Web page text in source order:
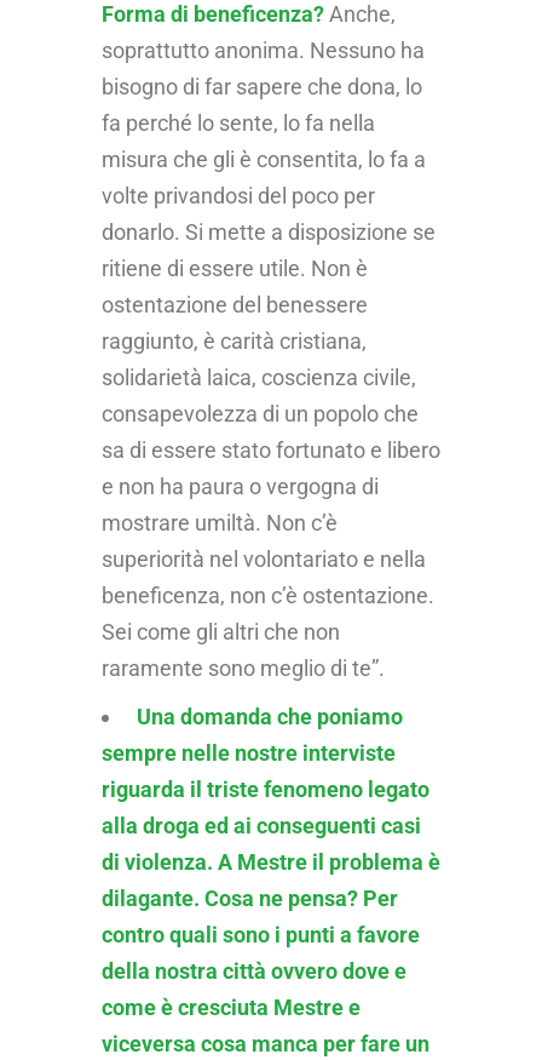
Forma di beneficenza?Anche,
soprattutto anonima. Nessuno ha
bisogno di far sapere che dona, lo
fa perché lo sente, lo fa nella
misura che gli è consentita, lo fa a
volte privandosi del poco per
donarlo. Si mette a disposizione se
ritiene di essere utile. Non è
ostentazione del benessere
raggiunto, è carità cristiana,
solidarietà laica, coscienza civile,
consapevolezza di un popolo che
sa di essere stato fortunato e libero
e non ha paura o vergogna di
mostrare umiltà. Non c’è
superiorità nel volontariato e nella
beneficenza, non c’è ostentazione.
Sei come gli altri che non
raramente sono meglio di te”.
Una domanda che poniamo
sempre nelle nostre interviste
riguarda il triste fenomeno legato
alla droga ed ai conseguenti casi
di violenza. A Mestre il problema è
dilagante. Cosa ne pensa? Per
contro quali sono i punti a favore
della nostra città ovvero dove e
come è cresciuta Mestre e
viceversa cosa manca per fare un